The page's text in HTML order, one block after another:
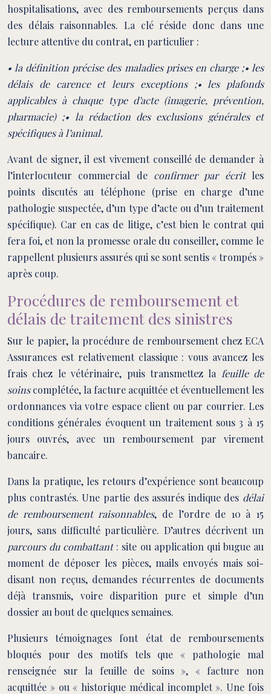
hospitalisations, avec des remboursements perçus dans
des délais raisonnables. La clé réside donc dans une
lecture attentive du contrat, en particulier :
• la définition précise des maladies prises en charge ;• les
délais de carence et leurs exceptions ;• les plafonds
applicables à chaque type d’acte (imagerie, prévention,
pharmacie) ;• la rédaction des exclusions générales et
spécifiques à l’animal.
Avant de signer, il est vivement conseillé de demander à
l’interlocuteur commercial de confirmer par écritles
points discutés au téléphone (prise en charge d’une
pathologie suspectée, d’un type d’acte ou d’un traitement
spécifique). Car en cas de litige, c’est bien le contrat qui
fera foi, et non la promesse orale du conseiller, comme le
rappellent plusieurs assurés qui se sont sentis « trompés »
après coup.
Procédures de remboursement et
délais de traitement des sinistres
Sur le papier, la procédure de remboursement chez ECA
Assurances est relativement classique : vous avancez les
frais chez le vétérinaire, puis transmettez la feuille de
soinscomplétée, la facture acquittée et éventuellement les
ordonnances via votre espace client ou par courrier. Les
conditions générales évoquent un traitement sous 3 à 15
jours ouvrés, avec un remboursement par virement
bancaire.
Dans la pratique, les retours d’expérience sont beaucoup
plus contrastés. Une partie des assurés indique des délai
de remboursement raisonnables, de l’ordre de 10 à 15
jours, sans difficulté particulière. D’autres décrivent un
parcours du combattant: site ou application qui bugue au
moment de déposer les pièces, mails envoyés mais soi-
disant non reçus, demandes récurrentes de documents
déjà transmis, voire disparition pure et simple d’un
dossier au bout de quelques semaines.
Plusieurs témoignages font état de remboursements
bloqués pour des motifs tels que « pathologie mal
renseignée sur la feuille de soins », « facture non
acquittée » ou « historique médical incomplet ». Une fois